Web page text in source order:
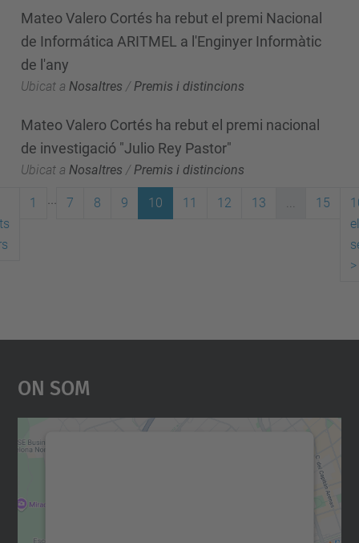
Mateo Valero Cortés ha rebut el premi Nacional
de Informática ARITMEL a l'Enginyer Informàtic
de l'any
Ubicat a Nosaltres / Premis i distincions
Mateo Valero Cortés ha rebut el premi nacional
de investigació "Julio Rey Pastor"
Ubicat a Nosaltres /Premis i distincions
1 7 8 9 10 11 12 13 ... 15
>
On Som